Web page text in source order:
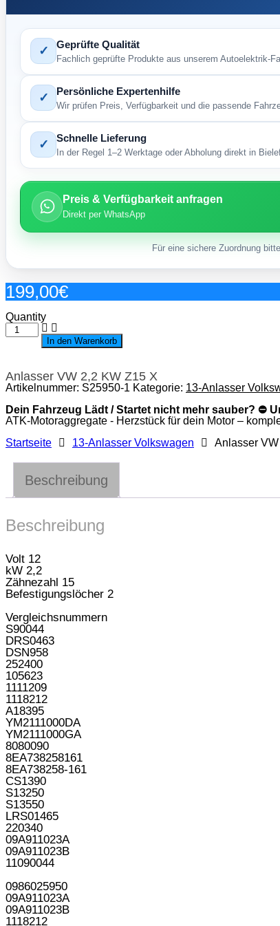
✓ Geprüfte Qualität
Fachlich geprüfte Produkte aus unserem Autoelektrik-
✓ Persönliche Expertenhilfe
Wir prüfen Preis, Verfügbarkeit und die passende
✓ Schnelle Lieferung
In der Regel 1–2 Werktage oder Abholung direkt in
Preis & Verfügbarkeit anfragen
Direkt per WhatsApp
Für eine sichere Zuordnung bitte
199,00€
Quantity
Anlasser
VW
z15
x
Menge
In den Warenkorb
Anlasser VW 2,2 KW Z15 X
Artikelnummer: S25950-1 Kategorie: 13-Anlasser
Dein Fahrzeug Lädt / Startet nicht mehr sauber? ⛔
ATK-Motoraggregate - Herzstück für dein Motor –
Startseite
13-Anlasser Volkswagen Anlasser
Beschreibung
Beschreibung
Volt 12
kW 2,2
Zähnezahl 15
Befestigungslöcher 2
Vergleichsnummern
S90044
DRS0463
DSN958
252400
105623
1111209
1118212
A18395
YM2111000DA
YM2111000GA
8080090
8EA738258161
8EA738258-161
CS1390
S13250
S13550
LRS01465
220340
09A911023A
09A911023B
11090044
0986025950
09A911023A
09A911023B
1118212